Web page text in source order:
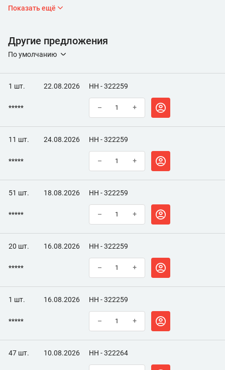
Показать ещё
Другие предложения
По умолчанию
1 шт. 22.08.2026 НН - 322259
***** – +
11 шт. 24.08.2026 НН - 322259
***** – +
51 шт. 18.08.2026 НН - 322259
***** – +
20 шт. 16.08.2026 НН - 322259
***** – +
1 шт. 16.08.2026 НН - 322259
***** – +
47 шт. 10.08.2026 НН - 322264